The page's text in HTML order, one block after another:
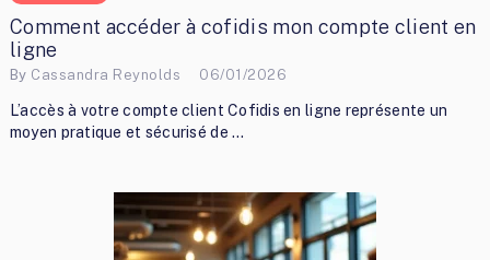
Comment accéder à cofidis mon compte client en
ligne
By Cassandra Reynolds 06/01/2026
L’accès à votre compte client Cofidis en ligne représente un
moyen pratique et sécurisé de …